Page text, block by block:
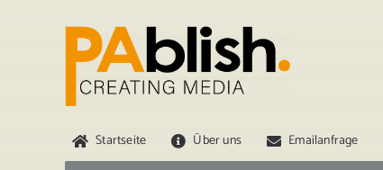
Startseite Über uns Emailanfrage